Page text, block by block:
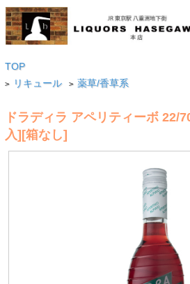
TOP
> リキュール > 薬草/香草系
ドラディラ アペリティーボ 22/
入][箱なし]